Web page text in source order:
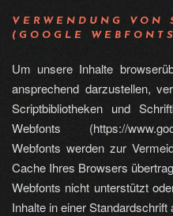
VERWENDUNG VON
(GOOGLE
Um unsere Inhalte
ansprechend darzustellen,
Scriptbibliotheken und
Webfonts (https://
Webfonts werden zur
Cache Ihres Browsers
Webfonts nicht unterstützt
Inhalte in einer Standardschrift